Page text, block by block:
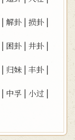
|解卦 |损卦 |
| 困卦 |井卦 |
| 归妹 |丰卦 |
| 中孚 | 小过 |